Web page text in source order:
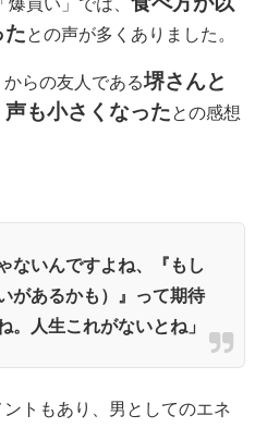
た との声が多くありました。
らの友人である堺さんと
も小さくなった との感想
ないんですよね、『もし
があるかも）』って期待
。人生これがないとね」
トもあり、男としてのエネ